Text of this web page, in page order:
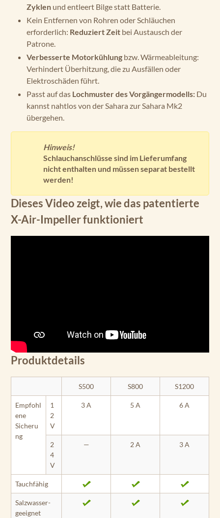
Zyklen und entleert Bilge statt Batterie.
Kein Entfernen von Rohren oder Schläuchen
erforderlich: Reduziert Zeit bei Austausch der
Patrone.
Verbesserte Motorkühlung bzw. Wärmeableitung:
Verhindert Überhitzung, die zu Ausfällen oder
Elektroschäden führt.
Passt auf das Lochmuster des Vorgängermodells: Du
kannst nahtlos von der Sahara zur Sahara Mk2
übergehen.
Hinweis!
Schlauchanschlüsse sind im Lieferumfang
nicht enthalten und müssen separat bestellt
werden!
Dieses Video zeigt, wie das patentierte
X-Air-Impeller funktioniert
Produktdetails
S500 S800 S1200
Empfohl
ene
Sicheru
ng
1
2
V
3 A 5 A 6 A
2
4
V
— 2 A 3 A
Tauchfähig
Salzwasser­
geeignet